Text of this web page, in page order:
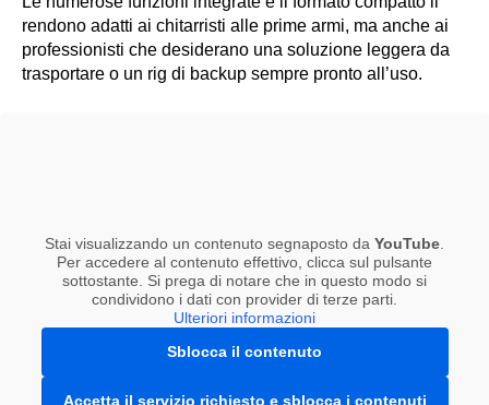
rendono adatti ai chitarristi alle prime armi, ma anche ai
professionisti che desiderano una soluzione leggera da
trasportare o un rig di backup sempre pronto all’uso.
Stai visualizzando un contenuto segnaposto da YouTube.
Per accedere al contenuto effettivo, clicca sul pulsante
sottostante. Si prega di notare che in questo modo si
condividono i dati con provider di terze parti.
Ulteriori informazioni
Sblocca il contenuto
Accetta il servizio richiesto e sblocca i contenuti